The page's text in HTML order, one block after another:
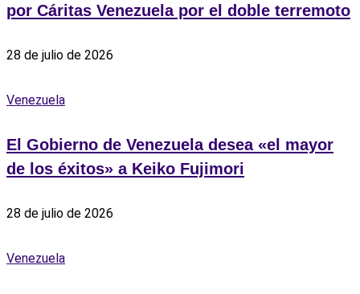
por Cáritas Venezuela por el doble terremoto
28 de julio de 2026
Venezuela
El Gobierno de Venezuela desea «el mayor
de los éxitos» a Keiko Fujimori
28 de julio de 2026
Venezuela